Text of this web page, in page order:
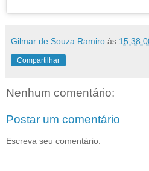
Gilmar de Souza Ramiro às
Compartilhar
Nenhum comentário:
Postar um comentário
Escreva seu comentário: